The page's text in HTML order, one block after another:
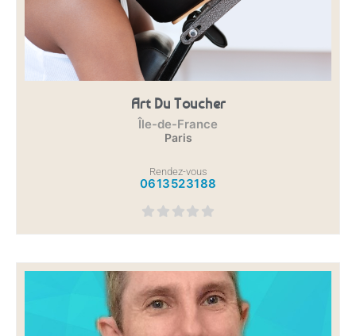
Art Du Toucher
Île-de-France
Paris
Rendez-vous
0613523188